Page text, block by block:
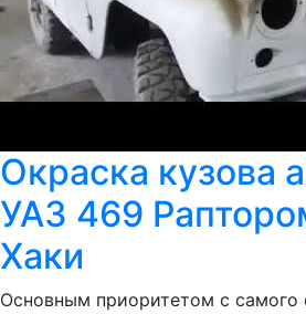
Окраска кузова
УАЗ 469
Хаки
Основным приоритетом с самого